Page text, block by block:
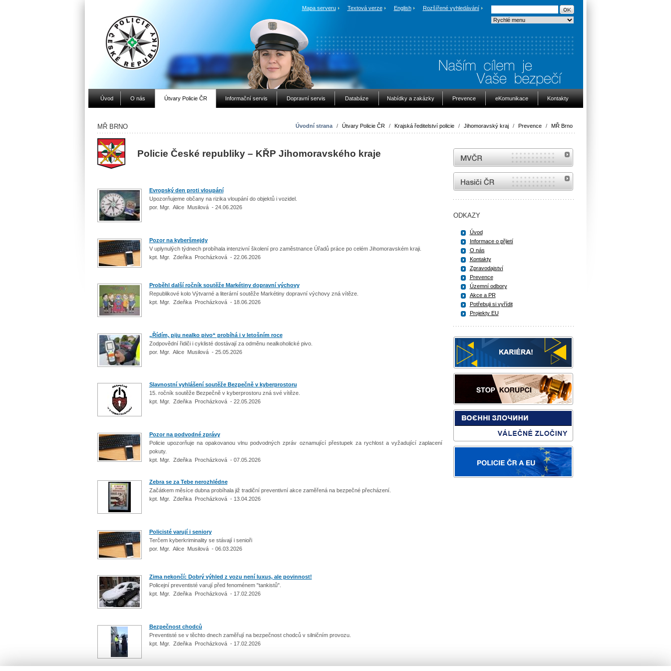
Mapa serveru Textová verze English Rozšířené vyhledávání
Úvod O nás Útvary Policie ČR Informační servis Dopravní servis Databáze Nabídky a zakázky Prevence eKomunikace Kontakty
Úvodní strana / Útvary Policie ČR / Krajská ředitelství policie / Jihomoravský kraj / Prevence / MŘ Brno
MŘ BRNO
Policie České republiky – KŘP Jihomoravského kraje
Evropský den proti vloupání
Upozorňujeme občany na rizika vloupání do objektů i vozidel.
por. Mgr. Alice Musilová - 24.06.2026
Pozor na kyberšmejdy
V uplynulých týdnech probíhala intenzivní školení pro zaměstnance Úřadů práce po celém Jihomoravském kraji.
kpt. Mgr. Zdeňka Procházková - 22.06.2026
Proběhl další ročník soutěže Markétiny dopravní výchovy
Republikové kolo Výtvarné a literární soutěže Markétiny dopravní výchovy zná vítěze.
kpt. Mgr. Zdeňka Procházková - 18.06.2026
„Řídím, piju nealko pivo“ probíhá i v letošním roce
Zodpovědní řidiči i cyklisté dostávají za odměnu nealkoholické pivo.
por. Mgr. Alice Musilová - 25.05.2026
Slavnostní vyhlášení soutěže Bezpečně v kyberprostoru
15. ročník soutěže Bezpečně v kyberprostoru zná své vítěze.
kpt. Mgr. Zdeňka Procházková - 22.05.2026
Pozor na podvodné zprávy
Policie upozorňuje na opakovanou vlnu podvodných zpráv oznamující přestupek za rychlost a vyžadující zaplacení
pokuty.
kpt. Mgr. Zdeňka Procházková - 07.05.2026
Zebra se za Tebe nerozhlédne
Začátkem měsíce dubna probíhala již tradiční preventivní akce zaměřená na bezpečné přecházení.
kpt. Mgr. Zdeňka Procházková - 13.04.2026
Policisté varují i seniory
Terčem kyberkriminality se stávají i senioři
por. Mgr. Alice Musilová - 06.03.2026
Zima nekončí: Dobrý výhled z vozu není luxus, ale povinnost!
Policejní preventisté varují před fenoménem "tankistů".
kpt. Mgr. Zdeňka Procházková - 17.02.2026
Bezpečnost chodců
Preventisté se v těchto dnech zaměřují na bezpečnost chodců v silničním provozu.
kpt. Mgr. Zdeňka Procházková - 17.02.2026
MVČR
internetové stránky Hasiči ČR
ODKAZY
Úvod
Informace o přijetí
O nás
Kontakty
Zpravodajství
Prevence
Územní odbory
Akce a PR
Potřebuji si vyřídit
Projekty EU